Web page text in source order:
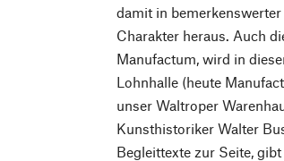
damit in
Charakter heraus. Auch
Manufactum, wird in
Lohnhalle (heute
unser Waltroper
Kunsthistoriker Walter
Begleittexte zur Seite,